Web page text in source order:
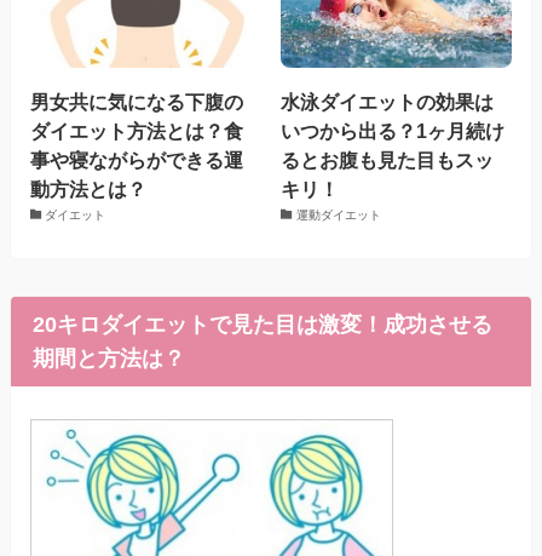
男女共に気になる下腹の
ダイエット方法とは？食
事や寝ながらができる運
動方法とは？
ダイエット
水泳ダイエットの効果は
いつから出る？1ヶ月続け
るとお腹も見た目もスッ
キリ！
運動ダイエット
20キロダイエットで見た目は激変！成功させる
期間と方法は？